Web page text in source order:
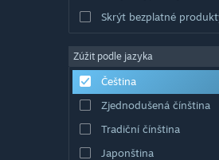
Skrýt bezplatné
Zúžit podle jazyka
Čeština
Zjednodušená čínština
Tradiční čínština
Japonština